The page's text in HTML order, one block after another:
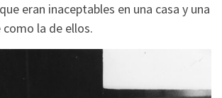
eran inaceptables en una casa y una
la de ellos.